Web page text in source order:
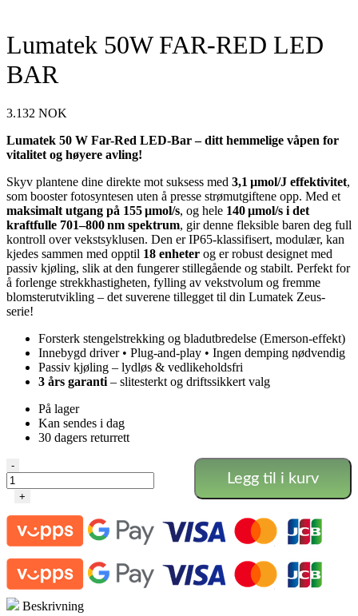
Lumatek 50W FAR-RED LED
BAR
3.132 NOK
Lumatek 50 W Far-Red LED-Bar – ditt hemmelige våpen for
vitalitet og høyere avling!
Skyv plantene dine direkte mot suksess med 3,1 µmol/J effektivitet,
som booster fotosyntesen uten å presse strømutgiftene opp. Med et
maksimalt utgang på 155 µmol/s, og hele 140 µmol/s i det
kraftfulle 701–800 nm spektrum, gir denne fleksible baren deg full
kontroll over vekstsyklusen. Den er IP65-klassifisert, modulær, kan
kjedes sammen med opptil 18 enheter og er robust designet med
passiv kjøling, slik at den fungerer stillegående og stabilt. Perfekt for
å forlenge strekkhastigheten, fylling av vekstvolum og fremme
blomsterutvikling – det suverene tillegget til din Lumatek Zeus-
serie!
Forsterk stengelstrekking og bladutbredelse (Emerson-effekt)
Innebygd driver • Plug-and-play • Ingen demping nødvendig
Passiv kjøling – lydløs & vedlikeholdsfri
3 års garanti – slitesterkt og driftssikkert valg
På lager
Kan sendes i dag
30 dagers returrett
Lumatek
50W
FAR-
LED
BAR
antall
-
+
Legg til i kurv
Beskrivning